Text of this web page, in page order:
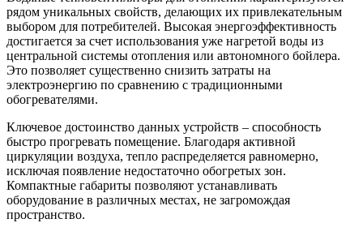
рядом уникальных свойств, делающих их привлекательным
выбором для потребителей. Высокая энергоэффективность
достигается за счет использования уже нагретой воды из
центральной системы отопления или автономного бойлера.
Это позволяет существенно снизить затраты на
электроэнергию по сравнению с традиционными
обогревателями.
Ключевое достоинство данных устройств – способность
быстро прогревать помещение. Благодаря активной
циркуляции воздуха, тепло распределяется равномерно,
исключая появление недостаточно обогретых зон.
Компактные габариты позволяют устанавливать
оборудование в различных местах, не загромождая
пространство.